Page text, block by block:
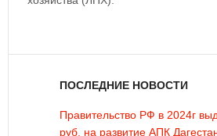
ПОСЛЕДНИЕ НОВОСТИ
Правительство РФ в 2024г
руб. на развитие АПК